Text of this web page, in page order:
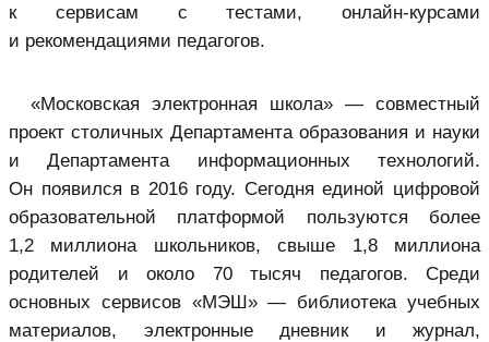
к сервисам с тестами, онлайн-курсами
и рекомендациями педагогов.
«Московская электронная школа» — совместный
проект столичных Департамента образования и науки
и Департамента информационных технологий.
Он появился в 2016 году. Сегодня единой цифровой
образовательной платформой пользуются более
1,2 миллиона школьников, свыше 1,8 миллиона
родителей и около 70 тысяч педагогов. Среди
основных сервисов «МЭШ» — библиотека учебных
материалов, электронные дневник и журнал,